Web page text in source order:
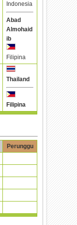
Indonesia
Abad
Almohaid
ib
Filipina
Thailand
Filipina
Perunggu